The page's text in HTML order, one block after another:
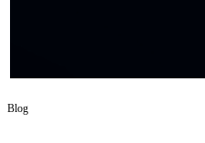
Blog